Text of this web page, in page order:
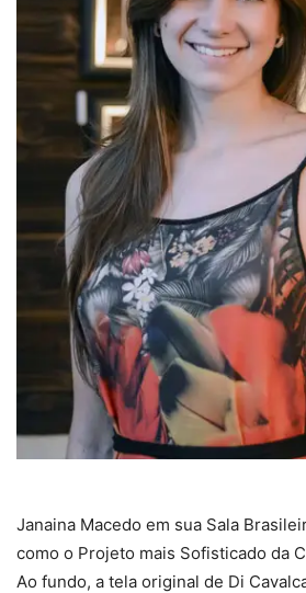
Janaina Macedo em sua Sala
como o Projeto mais Sofisticado da
Ao fundo, a tela original de Di